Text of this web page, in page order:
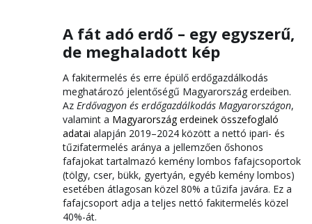
A fát adó erdő – egy egyszerű,
de meghaladott kép
A fakitermelés és erre épülő erdőgazdálkodás
meghatározó jelentőségű Magyarország erdeiben.
Az Erdővagyon és erdőgazdálkodás Magyarországon,
valamint a Magyarország erdeinek összefoglaló
adatai alapján 2019–2024 között a nettó ipari- és
tűzifatermelés aránya a jellemzően őshonos
fafajokat tartalmazó kemény lombos fafajcsoportok
(tölgy, cser, bükk, gyertyán, egyéb kemény lombos)
esetében átlagosan közel 80% a tűzifa javára. Ez a
fafajcsoport adja a teljes nettó fakitermelés közel
40%-át.